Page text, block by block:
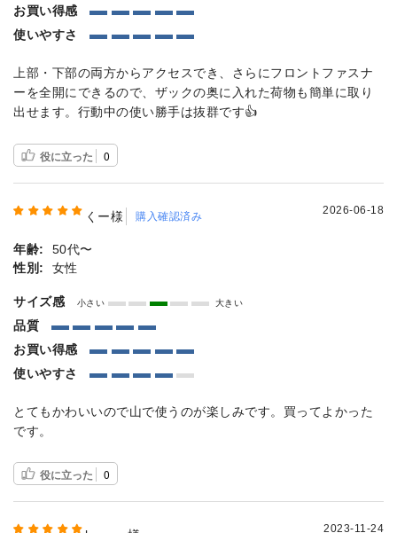
お買い得感
使いやすさ
上部・下部の両方からアクセスでき、さらにフロントファスナ
ーを全開にできるので、ザックの奥に入れた荷物も簡単に取り
出せます。行動中の使い勝手は抜群です👍
役に立った 0
くー様 購入確認済み 2026-06-18
年齢:
50代〜
性別:
女性
サイズ感 小さい 大きい
品質
お買い得感
使いやすさ
とてもかわいいので山で使うのが楽しみです。買ってよかった
です。
役に立った 0
2023-11-24